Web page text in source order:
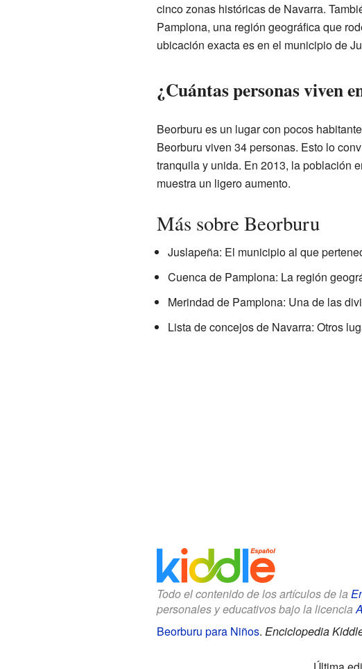
cinco zonas históricas de Navarra.
Pamplona, una región geográfica que
ubicación exacta es en el municipio de
¿Cuántas personas viven
Beorburu es un lugar con pocos
Beorburu viven 34 personas. Esto lo
tranquila y unida. En 2013, la población
muestra un ligero aumento.
Más sobre Beorburu
Juslapeña: El municipio al que
Cuenca de Pamplona: La región
Merindad de Pamplona: Una de las
Lista de concejos de Navarra: Otros
Todo el contenido de los artículos de la
personales y educativos bajo la licencia
Beorburu para Niños. Enciclopedia